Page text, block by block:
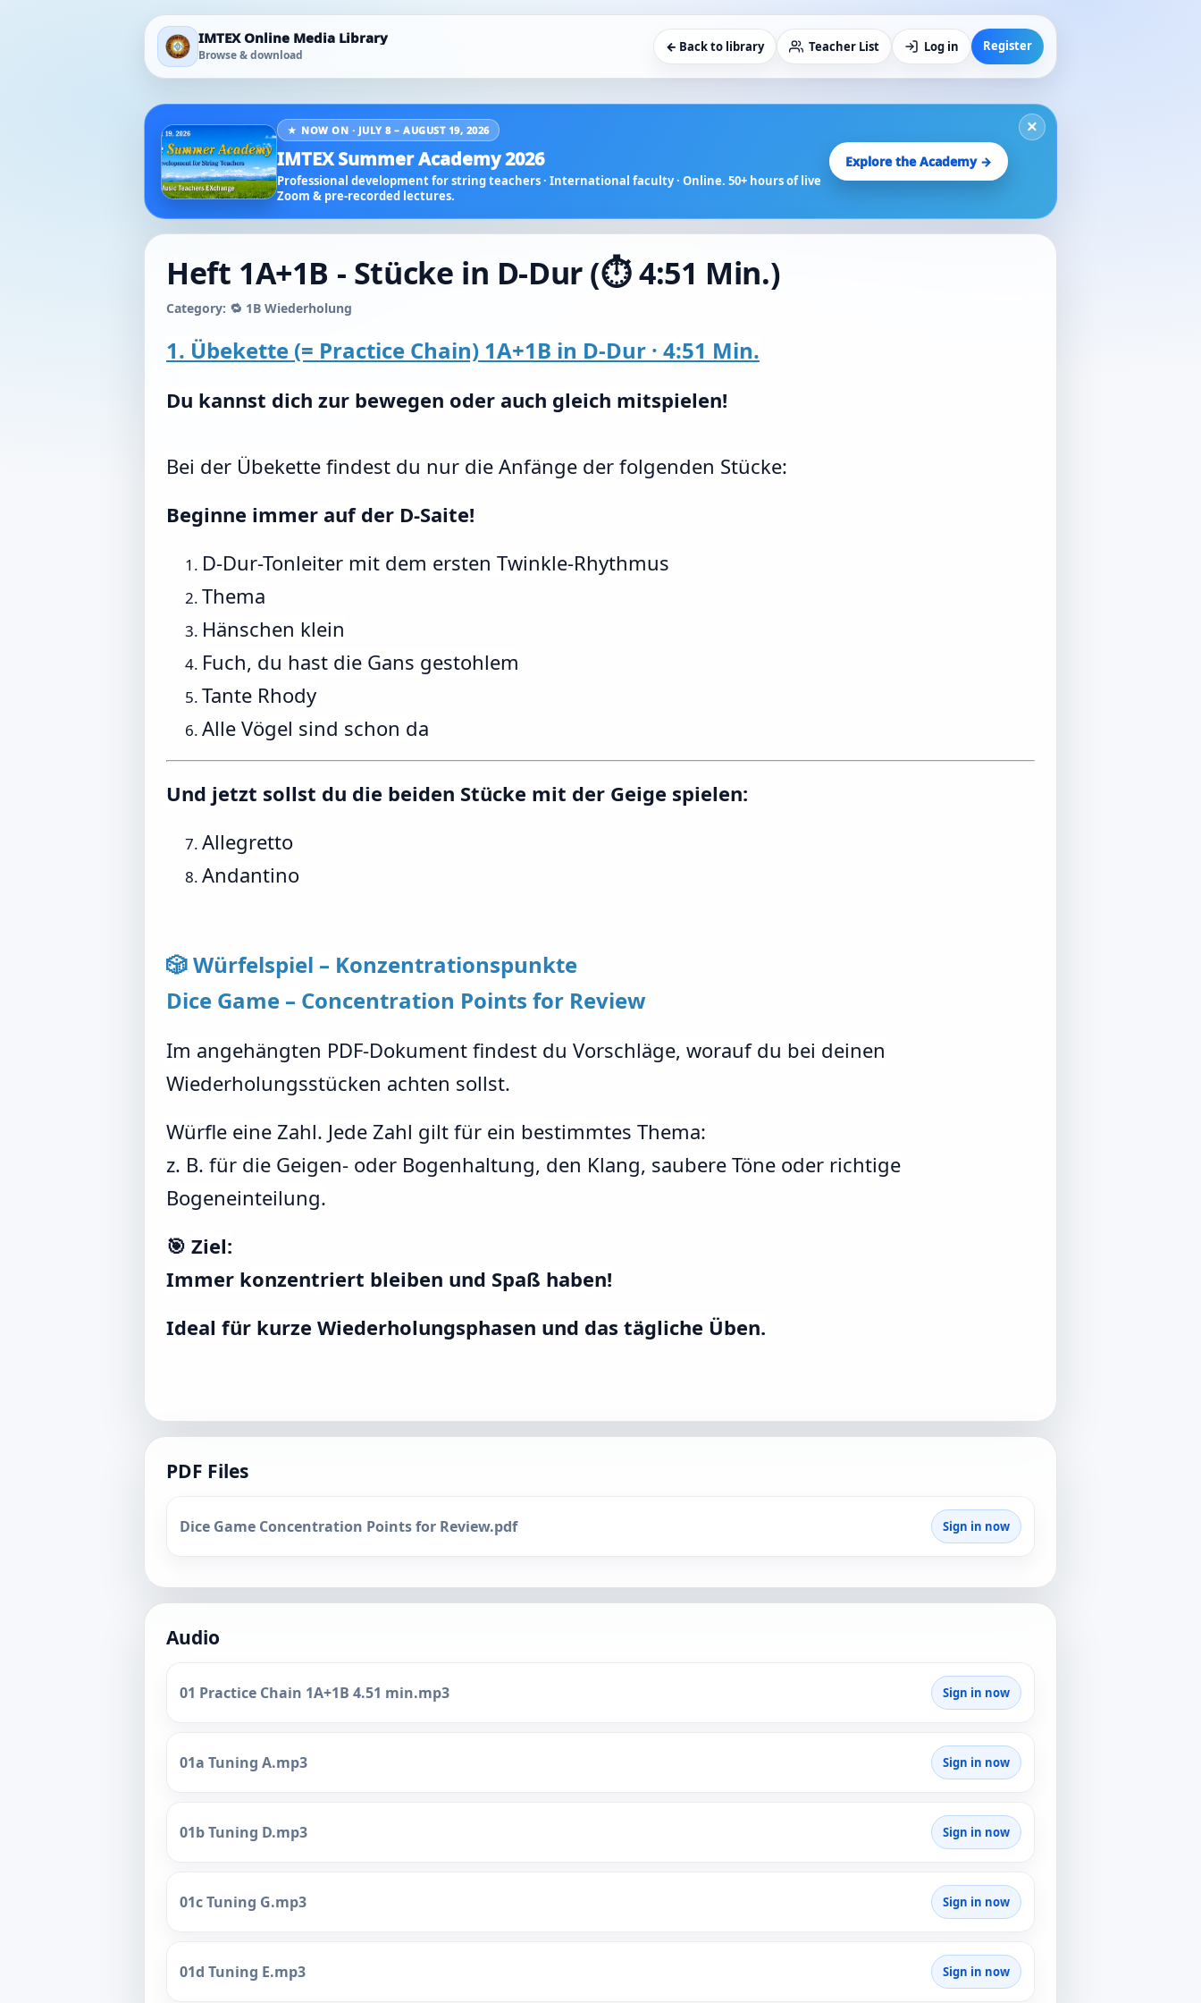
IMTEX Online Media Library
Browse & download
← Back to library Teacher List Log in Register
×
★ NOW ON · JULY 8 – AUGUST 19, 2026
IMTEX Summer Academy 2026
Professional development for string teachers · International faculty · Online. 50+ hours of live
Zoom & pre-recorded lectures.
Explore the Academy →
Heft 1A+1B - Stücke in D-Dur (⏱️ 4:51 Min.)
Category: 🔁 1B Wiederholung
1. Übekette (= Practice Chain) 1A+1B in D-Dur · 4:51 Min.
Du kannst dich zur bewegen oder auch gleich mitspielen!
Bei der Übekette findest du nur die Anfänge der folgenden Stücke:
Beginne immer auf der D-Saite!
D-Dur-Tonleiter mit dem ersten Twinkle-Rhythmus
Thema
Hänschen klein
Fuch, du hast die Gans gestohlem
Tante Rhody
Alle Vögel sind schon da
Und jetzt sollst du die beiden Stücke mit der Geige spielen:
Allegretto
Andantino
🎲 Würfelspiel – Konzentrationspunkte
Dice Game – Concentration Points for Review
Im angehängten PDF-Dokument findest du Vorschläge, worauf du bei deinen
Wiederholungsstücken achten sollst.
Würfle eine Zahl. Jede Zahl gilt für ein bestimmtes Thema:
z. B. für die Geigen- oder Bogenhaltung, den Klang, saubere Töne oder richtige
Bogeneinteilung.
🎯 Ziel:
Immer konzentriert bleiben und Spaß haben!
Ideal für kurze Wiederholungsphasen und das tägliche Üben.
PDF Files
Dice Game Concentration Points for Review.pdf Sign in now
Audio
01 Practice Chain 1A+1B 4.51 min.mp3 Sign in now
01a Tuning A.mp3 Sign in now
01b Tuning D.mp3 Sign in now
01c Tuning G.mp3 Sign in now
01d Tuning E.mp3 Sign in now